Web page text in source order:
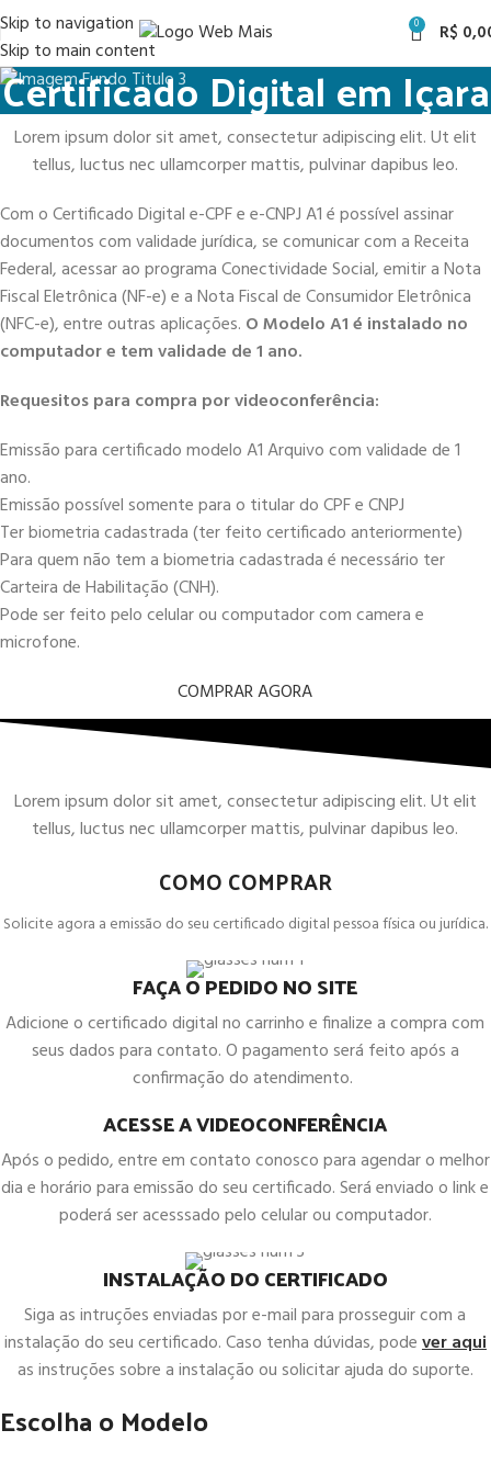
Skip to navigation
Skip to main content
0 R$
Certificado Digital em Içara
Lorem ipsum dolor sit amet, consectetur adipiscing elit. Ut elit
tellus, luctus nec ullamcorper mattis, pulvinar dapibus leo.
Com o Certificado Digital e-CPF e e-CNPJ A1 é possível assinar
documentos com validade jurídica, se comunicar com a Receita
Federal, acessar ao programa Conectividade Social, emitir a Nota
Fiscal Eletrônica (NF-e) e a Nota Fiscal de Consumidor Eletrônica
(NFC-e), entre outras aplicações. O Modelo A1 é instalado no
computador e tem validade de 1 ano.
Requesitos para compra por videoconferência:
Emissão para certificado modelo A1 Arquivo com validade de 1
ano.
Emissão possível somente para o titular do CPF e CNPJ
Ter biometria cadastrada (ter feito certificado anteriormente)
Para quem não tem a biometria cadastrada é necessário ter
Carteira de Habilitação (CNH).
Pode ser feito pelo celular ou computador com camera e
microfone.
COMPRAR AGORA
Lorem ipsum dolor sit amet, consectetur adipiscing elit. Ut elit
tellus, luctus nec ullamcorper mattis, pulvinar dapibus leo.
COMO COMPRAR
Solicite agora a emissão do seu certificado digital pessoa física ou jurídica.
FAÇA O PEDIDO NO SITE
Adicione o certificado digital no carrinho e finalize a compra com
seus dados para contato. O pagamento será feito após a
confirmação do atendimento.
ACESSE A VIDEOCONFERÊNCIA
Após o pedido, entre em contato conosco para agendar o melhor
dia e horário para emissão do seu certificado. Será enviado o link e
poderá ser acesssado pelo celular ou computador.
INSTALAÇÃO DO CERTIFICADO
Siga as intruções enviadas por e-mail para prosseguir com a
instalação do seu certificado. Caso tenha dúvidas, podever aqui
as instruções sobre a instalação ou solicitar ajuda do suporte.
Escolha o Modelo